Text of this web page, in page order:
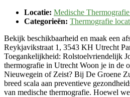
Locatie: Medische
Categorieën: Thermografie
Bekijk beschikbaarheid en maak een
Reykjavikstraat 1, 3543 KH Utrecht
Toegankelijkheid: Rolstoelvriendelijk
thermografie in Utrecht Woon je in de
Nieuwegein of Zeist? Bij De Groene
breed scala aan preventieve
van medische thermografie. Hoewel